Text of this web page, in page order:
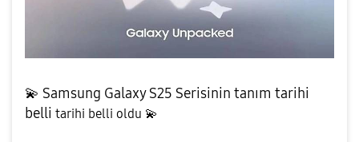
💫 Samsung Galaxy S25 Serisinin tanım tarihi
belli tarihi belli oldu 💫